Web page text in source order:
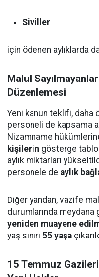
Siviller
için ödenen aylıklarda da
Malul
Düzenlemesi
Yeni kanun teklifi, daha
personeli de kapsama
Nizamname
kişilerin gösterge
aylık miktarları
personele de aylık
Diğer yandan, vazife
durumlarında
yeniden muayene
yaş sınırı 55 yaşa
15 Temmuz